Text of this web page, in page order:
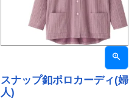
スナップ釦ポロカーディ(婦
人)